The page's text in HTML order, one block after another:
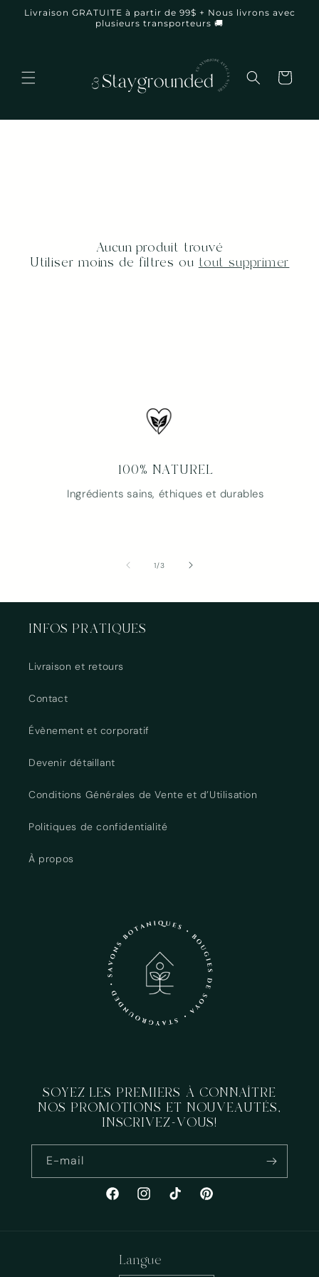
passer
Livraison GRATUITE à partir de 99$ + Nous livrons avec
plusieurs transporteurs 🚚
Panier
Aucun produit trouvé
Utiliser moins de filtres ou tout supprimer
100% NATUREL
Ingrédients sains, éthiques et durables
1/de
3
INFOS PRATIQUES
Livraison et retours
Contact
Évènement et corporatif
Devenir détaillant
Conditions Générales de Vente et d’Utilisation
Politiques de confidentialité
À propos
SOYEZ LES PREMIERS À CONNAÎTRE
NOS PROMOTIONS ET NOUVEAUTÉS,
INSCRIVEZ-VOUS!
E-mail
FacebookInstagramTikTok Pinterest
Langue
Connectez-vous à votre compte pour ajouter
des produits à votre liste de souhaits et afficher
vos articles précédemment enregistrés.
Se connecter